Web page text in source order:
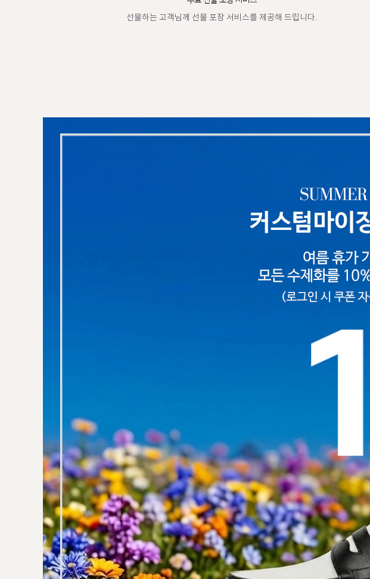
선물하는 고객님께 선물 포장 서비스를 제공해 드립니다.